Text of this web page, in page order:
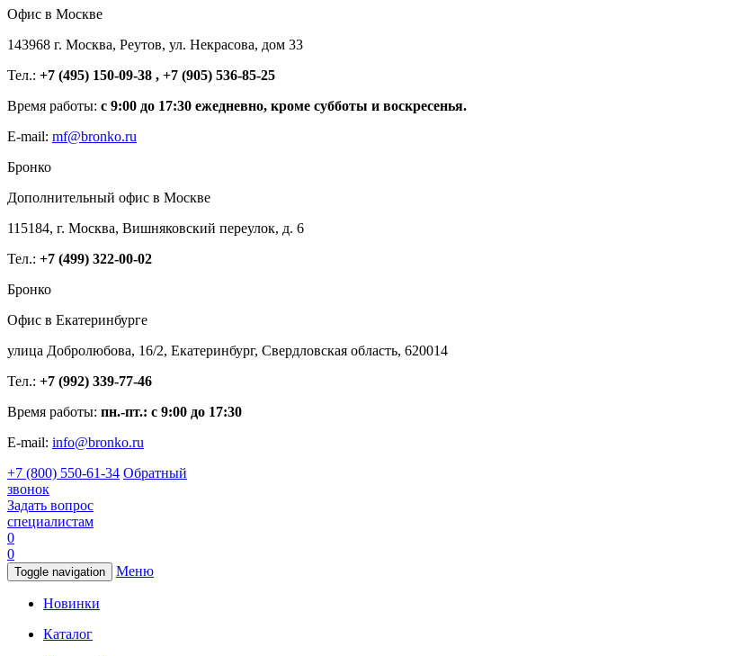
Офис в Москве
143968 г. Москва, Реутов, ул. Некрасова, дом 33
Тел.: +7 (495) 150-09-38 , +7 (905) 536-85-25
Время работы: с 9:00 до 17:30 ежедневно, кроме субботы и воскресенья.
E-mail: mf@bronko.ru
Бронко
Дополнительный офис в Москве
115184, г. Москва, Вишняковский переулок, д. 6
Тел.: +7 (499) 322-00-02
Бронко
Офис в Екатеринбурге
улица Добролюбова, 16/2, Екатеринбург, Свердловская область, 620014
Тел.: +7 (992) 339-77-46
Время работы: пн.-пт.: с 9:00 до 17:30
E-mail: info@bronko.ru
+7 (800) 550-61-34 Обратный
звонок
Задать вопрос
специалистам
0
0
Toggle navigation Меню
Новинки
Каталог